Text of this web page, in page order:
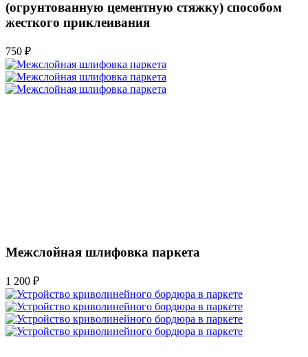
(огрунтованную цементную стяжку) способом
жесткого приклеивания
750 ₽
Межслойная шлифовка паркета
1 200 ₽